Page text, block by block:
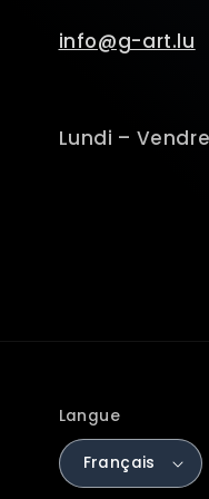
info@g-art.lu
Lundi –
Langue
Français